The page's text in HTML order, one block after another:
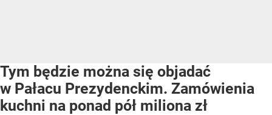
Tym będzie można się objadać
w Pałacu Prezydenckim. Zamówienia
kuchni na ponad pół miliona zł